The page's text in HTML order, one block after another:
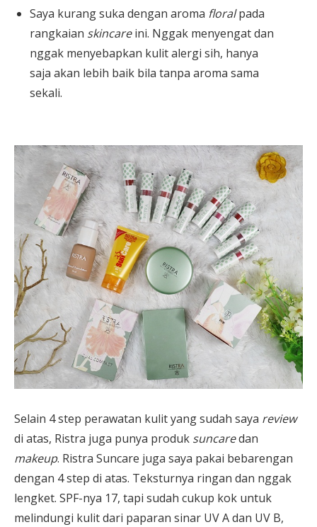
Saya kurang suka dengan aroma floralpada
rangkaian skincareini. Nggak menyengat dan
nggak menyebapkan kulit alergi sih, hanya
saja akan lebih baik bila tanpa aroma sama
sekali.
Selain 4 step perawatan kulit yang sudah saya review
di atas, Ristra juga punya produk suncaredan
makeup. Ristra Suncare juga saya pakai bebarengan
dengan 4 step di atas. Teksturnya ringan dan nggak
lengket. SPF-nya 17, tapi sudah cukup kok untuk
melindungi kulit dari paparan sinar UV A dan UV B,